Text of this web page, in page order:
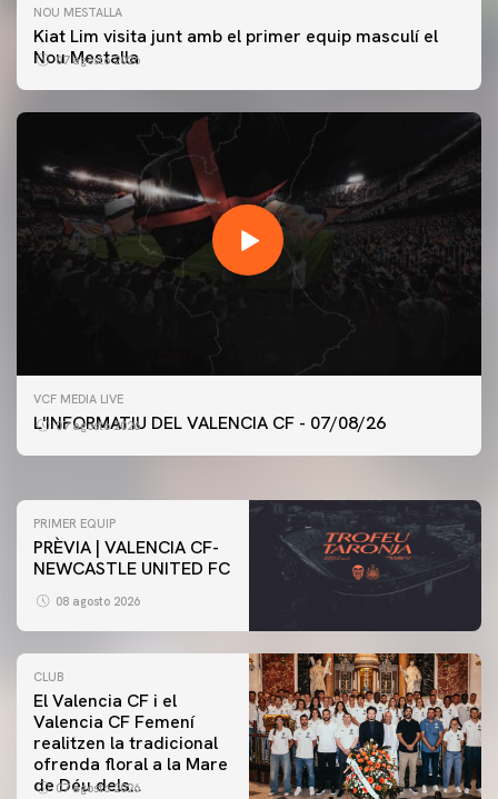
NOU MESTALLA
Kiat Lim visita junt amb el primer equip masculí el
Nou Mestalla
07 agosto 2026
VCF MEDIA LIVE
L'INFORMATIU DEL VALENCIA CF - 07/08/26
07 agosto 2026
PRIMER EQUIP
ENTRENAMENT DEL VALENCIA CF 7/8/2026
PRIMER EQUIP
PRÈVIA | VALENCIA CF-
NEWCASTLE UNITED FC
08 agosto 2026
CLUB
El Valencia CF i el
Valencia CF Femení
realitzen la tradicional
ofrenda floral a la Mare
de Déu dels
07 agosto 2026